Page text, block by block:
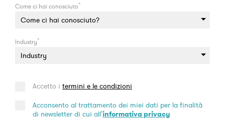
Come ci hai conosciuto*
Industry*
Accetto i termini e le condizioni
Acconsento al trattamento dei miei dati per la finalità
di newsletter di cui all'informativa privacy